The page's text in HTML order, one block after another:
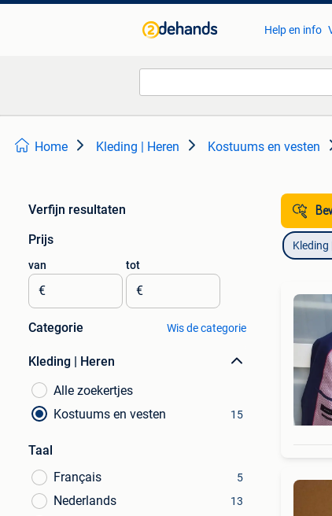
Help en info
Home Kleding | Heren Kostuums en vesten
Verfijn resultaten
Prijs
van
€
tot
€
Categorie Wis de categorie
Kleding | Heren
Alle zoekertjes
Kostuums en vesten
15
Taal
Français
5
Nederlands 13
Kleding